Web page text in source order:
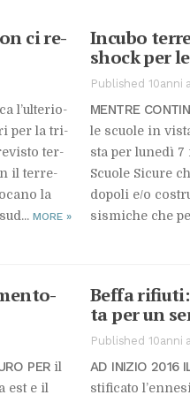
ci re­
l’ul­te­rio­
per la tri­
ter­
il ter­re­
la
MORE »
In­cu­bo
shock per
Published 10anni
MEN­TRE
le scuo­le in
sta per lu­ne­dì
Scuo­le Si­cu­re
do­po­li e/​​o
si­smi­che che
PER il
est e il
Bef­fa
ta per un
Published 10anni
AD INI­ZIO 2016
sti­fi­ca­to